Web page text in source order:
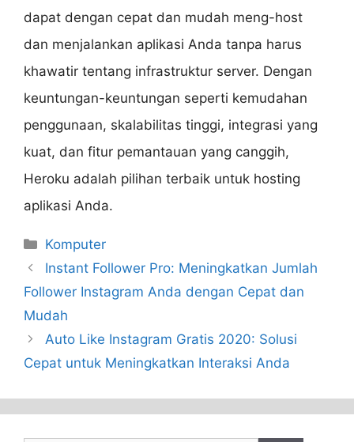
dapat dengan cepat dan mudah meng-host
dan menjalankan aplikasi Anda tanpa harus
khawatir tentang infrastruktur server. Dengan
keuntungan-keuntungan seperti kemudahan
penggunaan, skalabilitas tinggi, integrasi yang
kuat, dan fitur pemantauan yang canggih,
Heroku adalah pilihan terbaik untuk hosting
aplikasi Anda.
Categories
Komputer
Instant Follower Pro: Meningkatkan Jumlah
Follower Instagram Anda dengan Cepat dan
Mudah
Auto Like Instagram Gratis 2020: Solusi
Cepat untuk Meningkatkan Interaksi Anda